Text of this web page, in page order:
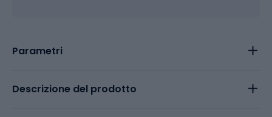
Parametri
Descrizione del prodotto